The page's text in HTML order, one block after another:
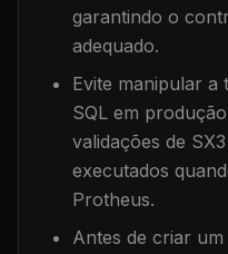
garantindo o
adequado.
Evite manipular a
SQL em
validações de
executados
Protheus.
Antes de criar